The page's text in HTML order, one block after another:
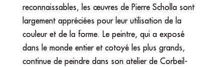
reconnaissables, les œuvres de Pierre Scholla sont
largement appréciées pour leur utilisation de la
couleur et de la forme. Le peintre, qui a exposé
dans le monde entier et cotoyé les plus grands,
continue de peindre dans son atelier de Corbeil-